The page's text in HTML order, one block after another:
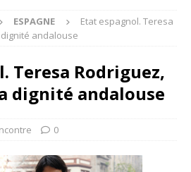
ESPAGNE
Etat espagnol. Teresa
andalouse
Teresa Rodriguez,
dignité andalouse
0